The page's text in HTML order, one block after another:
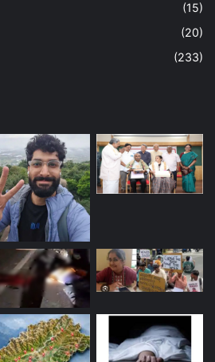
(15)
(20)
(233)